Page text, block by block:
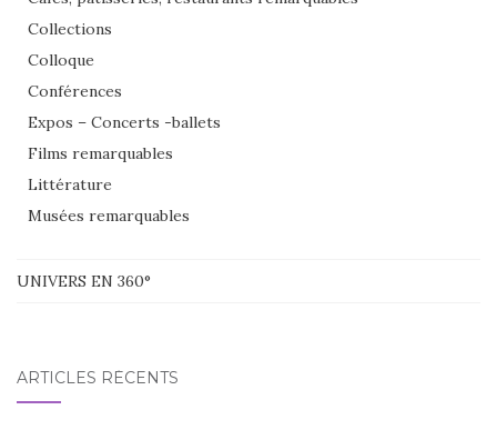
Collections
Colloque
Conférences
Expos – Concerts -ballets
Films remarquables
Littérature
Musées remarquables
UNIVERS EN 360°
ARTICLES RÉCENTS